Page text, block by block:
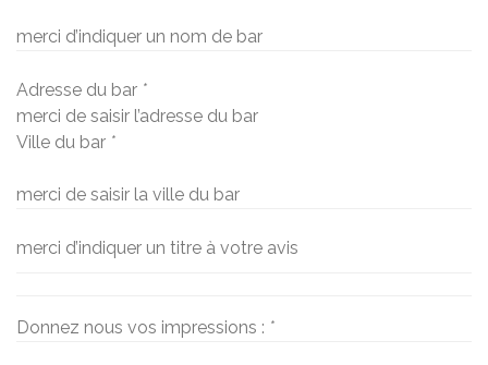
merci d’indiquer un nom de bar
Adresse du bar *
merci de saisir l’adresse du bar
Ville du bar *
merci de saisir la ville du bar
merci d’indiquer un titre à votre avis
Donnez nous vos impressions : *